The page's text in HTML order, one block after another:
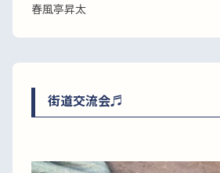
春風亭昇太
街道交流会♬